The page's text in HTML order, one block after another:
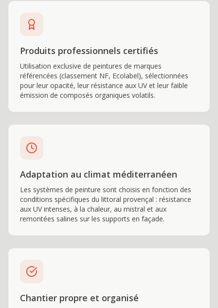
Produits professionnels certifiés
Utilisation exclusive de peintures de marques
référencées (classement NF, Ecolabel), sélectionnées
pour leur opacité, leur résistance aux UV et leur faible
émission de composés organiques volatils.
Adaptation au climat méditerranéen
Les systèmes de peinture sont choisis en fonction des
conditions spécifiques du littoral provençal : résistance
aux UV intenses, à la chaleur, au mistral et aux
remontées salines sur les supports en façade.
Chantier propre et organisé